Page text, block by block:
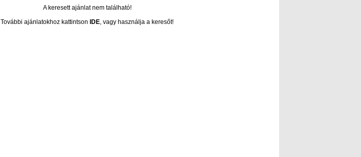
A keresett ajánlat nem található!
További ajánlatokhoz kattintson
IDE, vagy használja a keresőt!